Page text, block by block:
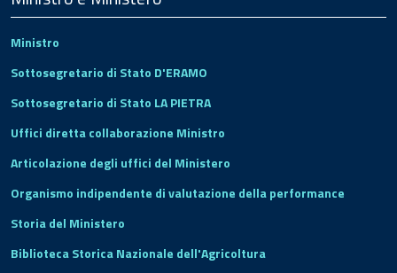
Ministro
Sottosegretario di Stato D'ERAMO
Sottosegretario di Stato LA PIETRA
Uffici diretta collaborazione Ministro
Articolazione degli uffici del Ministero
Organismo indipendente di valutazione della performance
Storia del Ministero
Biblioteca Storica Nazionale dell'Agricoltura